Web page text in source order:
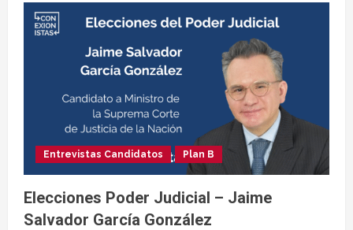
Entrevistas Candidatos Plan B
Elecciones Poder Judicial – Jaime
Salvador García González